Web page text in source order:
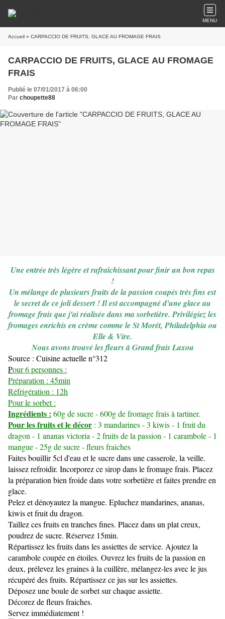
MENU
Accueil » CARPACCIO DE FRUITS, GLACE AU FROMAGE FRAIS
CARPACCIO DE FRUITS, GLACE AU FROMAGE
FRAIS
Publié le 07/01/2017 à 06:00
Par choupette88
Une entrée très légère et rafraîchissant pour finir un bon repas
!
Un mélange de plusieurs fruits de la passion coupés très fins est
le secret de ce joli dessert ! Il est accompagné d'une glace au
fromage frais que j'ai réalisée dans ma sorbetière. Privilégiez les
fromages enrichis en crème comme le St Morêt, Philadelphia ou
Elle & Vire.
Nous avons trouvé les fleurs à Grand frais Laxou
Source : Cuisine actuelle n°312
Pour 6 personnes :
Préparation : 45min
Réfrigération : 12h
Pour le sorbet :
Ingrédients : 60g de sucre - 600g de fromage frais à tartiner.
Pour les fruits et le décor : 3 mandarines - 3 kiwis - 1 fruit du
dragon - 1 ananas victoria - 2 fruits de la passion - 1 carambole - 1
mangue - 25g de sucre - fleurs fraiches
Faites bouillir 5cl d'eau et le sucre dans une casserole, la veille.
laissez refroidir. Incorporez ce sirop dans le fromage frais. Placez
la préparation bien froide dans votre sorbetière et faites prendre en
glace.
Pelez et dénoyautez la mangue. Epluchez mandarines, ananas,
kiwis et fruit du dragon.
Taillez ces fruits en tranches fines. Placez dans un plat creux,
poudrez de sucre. Réservez 15min.
Répartissez les fruits dans les assiettes de service. Ajoutez la
carambole coupée en étoiles. Ouvrez les fruits de la passion en
deux, prélevez les graines à la cuillère, mélangez-les avec le jus
récupéré des fruits. Répartissez ce jus sur les assiettes.
Déposez une boule de sorbet sur chaque assiette.
Décorez de fleurs fraiches.
Servez immédiatement !